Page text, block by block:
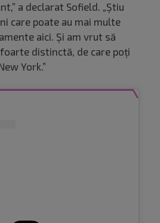
a declarat Sofield. „Știu
care poate au mai multe
aici. Și am vrut să
distinctă, de care poți
York.”